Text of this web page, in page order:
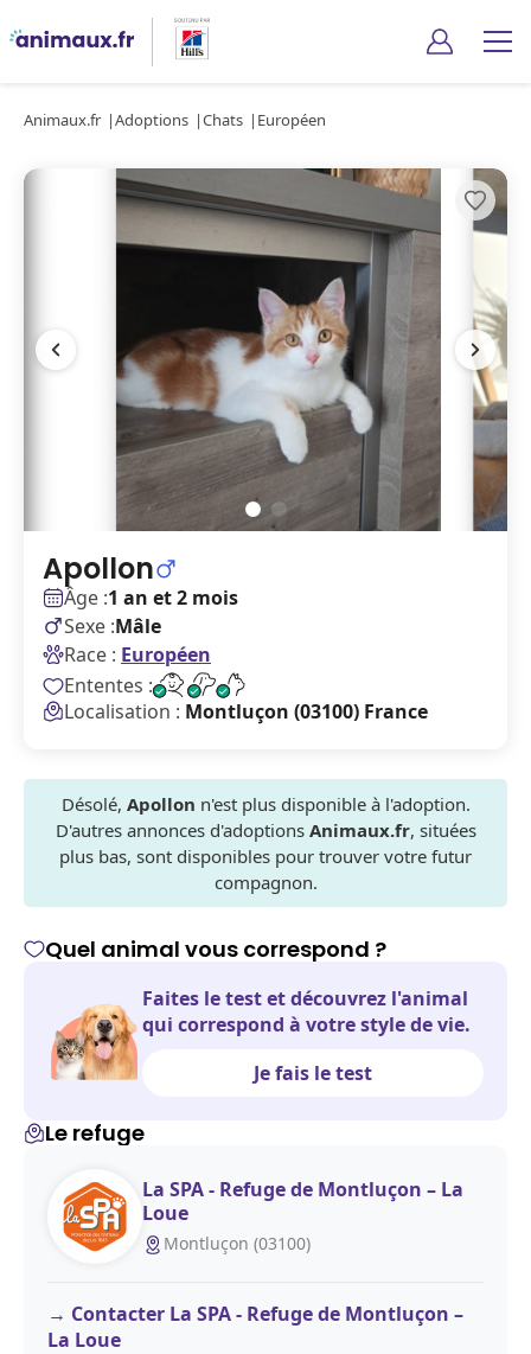
Animaux.fr Adoptions Chats Européen
Apollon
Âge :1 an et 2 mois
Sexe :Mâle
Race : Européen
Ententes :
Localisation : Montluçon (03100) France
Désolé, Apollon n'est plus disponible à l'adoption.
D'autres annonces d'adoptions Animaux.fr, situées
plus bas, sont disponibles pour trouver votre futur
compagnon.
Quel animal vous correspond ?
Faites le test et découvrez l'animal
qui correspond à votre style de vie.
Je fais le test
Le refuge
La SPA - Refuge de Montluçon – La
Loue
Montluçon (03100)
Contacter La SPA - Refuge de Montluçon –
La Loue